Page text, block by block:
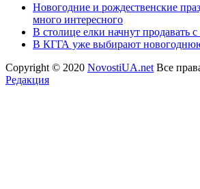
Новогодние и рождественские
много интересного
В столице елки начнут продавать с
В КГГА уже выбирают
Copyright © 2020 NovostiUA.net Все
Редакция